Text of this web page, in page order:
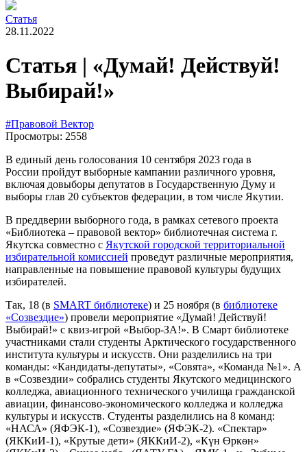
Статья
28.11.2022
Статья | «Думай! Действуй!
Выбирай!»
#Правовой Вектор
Просмотры: 2558
В единый день голосования 10 сентября 2023 года в
России пройдут выборные кампании различного уровня,
включая довыборы депутатов в Государственную Думу и
выборы глав 20 субъектов федерации, в том числе Якутии.
В преддверии выборного года, в рамках сетевого проекта
«Библиотека – правовой вектор» библиотечная система г.
Якутска совместно с Якутской городской территориальной
избирательной комиссией проведут различные мероприятия,
направленные на повышение правовой культуры будущих
избирателей.
Так, 18 (в SMART библиотеке) и 25 ноября (в библиотеке
«Созвездие») провели мероприятие «Думай! Действуй!
Выбирай!» с квиз-игрой «Выбор-ЗА!». В Смарт библиотеке
участниками стали студенты Арктического государственного
института культуры и искусств. Они разделились на три
команды: «Кандидаты-депутаты», «Совята», «Команда №1». А
в «Созвездии» собрались студенты Якутского медицинского
колледжа, авиационного технического училища гражданской
авиации, финансово-экономического колледжа и колледжа
культуры и искусств. Студенты разделились на 8 команд:
«НАСА» (ЯФЭК-1), «Созвездие» (ЯФЭК-2). «Спектар»
(ЯККиИ-1), «Крутые дети» (ЯККиИ-2), «Күн Өркөн»